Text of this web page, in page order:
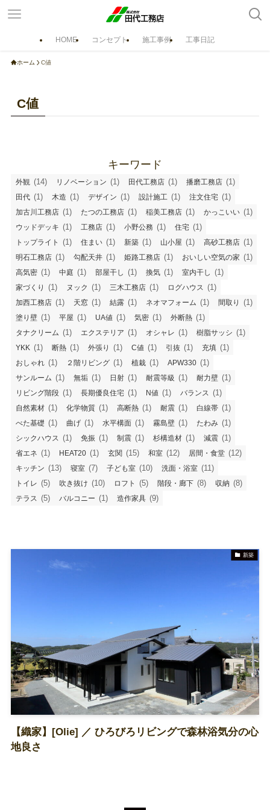
自然素材の家
規格型住宅 cocoon《 コクーン 》
ロハスな平屋／LO・HAUS
リフォーム・リノベーション
施工事例
工事日記
コラム
よくある質問
会社概要
お問合せ
HOME コンセプト 施工事例 工事日記
ホーム C値
C値
キーワード
外観 (14) リノベーション (1) 田代工務店 (1) 播磨工務店 (1)
田代 (1) 木造 (1) デザイン (1) 設計施工 (1) 注文住宅 (1)
加古川工務店 (1) たつの工務店 (1) 稲美工務店 (1) かっこいい (1)
ウッドデッキ (1) 工務店 (1) 小野公務 (1) 住宅 (1)
トップライト (1) 住まい (1) 新築 (1) 山小屋 (1) 高砂工務店 (1)
明石工務店 (1) 勾配天井 (1) 姫路工務店 (1) おいしい空気の家 (1)
高気密 (1) 中庭 (1) 部屋干し (1) 換気 (1) 室内干し (1)
家づくり (1) ヌック (1) 三木工務店 (1) ログハウス (1)
加西工務店 (1) 天窓 (1) 結露 (1) ネオマフォーム (1) 間取り (1)
塗り壁 (1) 平屋 (1) UA値 (1) 気密 (1) 外断熱 (1)
タナクリーム (1) エクステリア (1) オシャレ (1) 樹脂サッシ (1)
YKK (1) 断熱 (1) 外張り (1) C値 (1) 引抜 (1) 充填 (1)
おしゃれ (1) ２階リビング (1) 植栽 (1) APW330 (1)
サンルーム (1) 無垢 (1) 日射 (1) 耐震等級 (1) 耐力壁 (1)
リビング階段 (1) 長期優良住宅 (1) N値 (1) バランス (1)
自然素材 (1) 化学物質 (1) 高断熱 (1) 耐震 (1) 白線帯 (1)
べた基礎 (1) 曲げ (1) 水平構面 (1) 霧島壁 (1) たわみ (1)
シックハウス (1) 免振 (1) 制震 (1) 杉構造材 (1) 減震 (1)
省エネ (1) HEAT20 (1) 玄関 (15) 和室 (12) 居間・食堂 (12)
キッチン (13) 寝室 (7) 子ども室 (10) 洗面・浴室 (11)
トイレ (5) 吹き抜け (10) ロフト (5) 階段・廊下 (8) 収納 (8)
テラス (5) バルコニー (1) 造作家具 (9)
新築
【織家】[Olie] ／ ひろびろリビングで森林浴気分の心
地良さ